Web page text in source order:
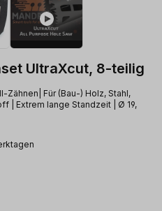
UltraXcut, 8-teilig
Für (Bau-) Holz, Stahl,
| Extrem lange Standzeit | Ø 19,